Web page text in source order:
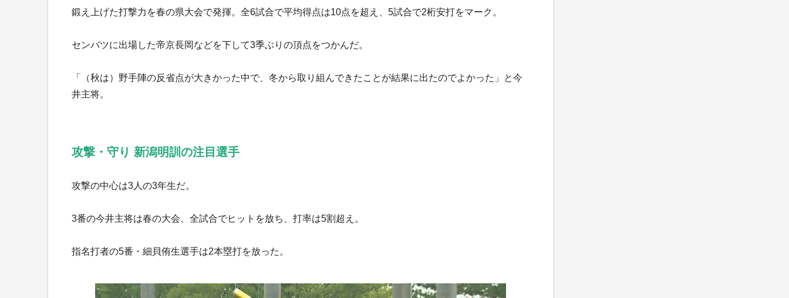
鍛え上げた打撃力を春の県大会で発揮。全6試合で平均得点は10点を超え、5試合で2桁安打をマーク。
センバツに出場した帝京長岡などを下して3季ぶりの頂点をつかんだ。
「（秋は）野手陣の反省点が大きかった中で、冬から取り組んできたことが結果に出たのでよかった」と今
井主将。
攻撃・守り 新潟明訓の注目選手
攻撃の中心は3人の3年生だ。
3番の今井主将は春の大会、全試合でヒットを放ち、打率は5割超え。
指名打者の5番・細貝侑生選手は2本塁打を放った。